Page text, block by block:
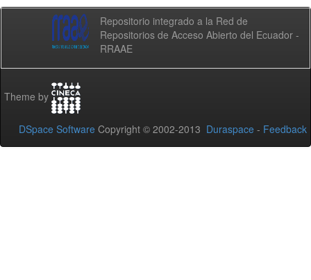
Repositorio integrado a la Red de
Repositorios de Acceso Abierto del Ecuador -
RRAAE
Theme by
DSpace Software Copyright © 2002-2013 Duraspace - Feedback